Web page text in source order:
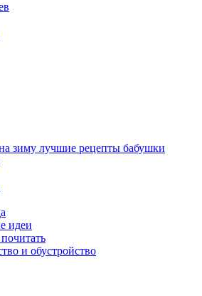
зиму лучшие рецепты бабушки
идеи
и обустройство